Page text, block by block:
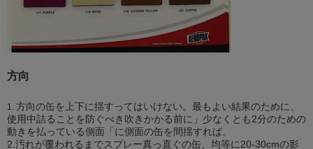
方向
1. 方向の缶を上下に揺すってはいけない。最もよい結果のために、
使用中詰ることを防ぐべき吹きかかる前に」少なくとも2分のための
動きを払っている側面「に側面の缶を間揺すれば。
2.汚れが覆われるまでスプレー真っ直ぐの缶、均等に20-30cmの影